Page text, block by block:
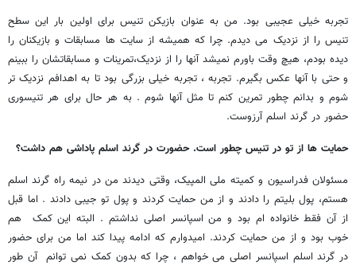
تجربه خیلی عجیبی بود. من به عنوان بازیکن تنیس برای اولین بار این سطح
تنیس را از نزدیک می دیدم. چرا که همیشه از سایت ها مسابقات و بازیکنان را
دیده بودم، هیچ وقت باورم نمیشد آنها را از نزدیک،تمرینات و مسابقاتشان را ببینم
و حتی با آنها عکس بگیرم. تجربه ، تجربه خیلی بزرگی بود تا به اهدافم نزدیک تر
شوم و بدانم چطور تمرین کنم تا مثل آنها شوم . به هر حال برای هر تنیسوری
حضور در گرند اسلم آرزوست.
حمایت ها از تو در تنیس چطور است. حضورت در گرند اسلم پاداشی هم داشت؟
مسئولان فدراسیون و کمیته ملی المپیک، وقتی دیدند من در نیمه راه گرند اسلم
هستم، پول بلیتم را دادند و از من حمایت کردند و پول تو جیبی دادند . اما قبل
از آن فقط خانواده ام بود و من اسپانسر اصلی نداشتم . البته این کمک هم
خوب بود و از من حمایت کردند. امیدوارم که ادامه پیدا کند اما من برای حضور
در گرند اسلم اسپانسر اصلی می خواهم ، چرا که بدون کمک نمی توانم آن طور